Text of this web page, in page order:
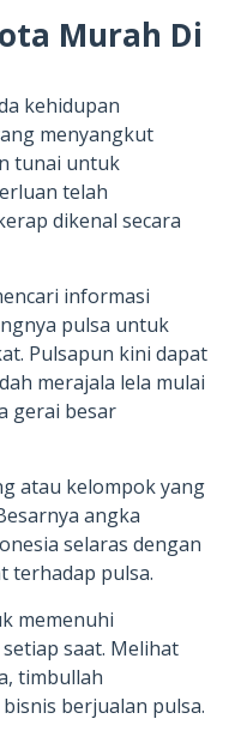
Murah Di
kehidupan
menyangkut
tunai untuk
telah
dikenal secara
informasi
pulsa untuk
Pulsapun kini dapat
merajala lela mulai
gerai besar
atau kelompok yang
angka
selaras dengan
terhadap pulsa.
memenuhi
saat. Melihat
timbullah
berjualan pulsa.